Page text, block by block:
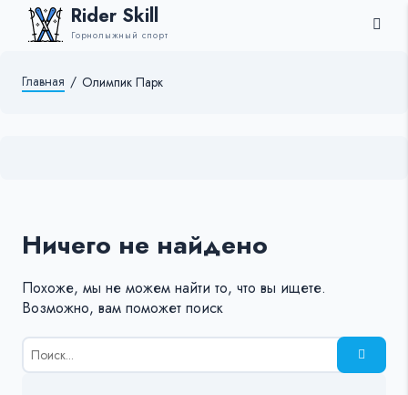
Rider Skill
Горнолыжный спорт
Главная / Олимпик Парк
Ничего не найдено
Похоже, мы не можем найти то, что вы ищете.
Возможно, вам поможет поиск
Результаты
поиска